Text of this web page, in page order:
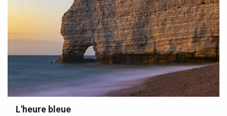
L'heure bleue